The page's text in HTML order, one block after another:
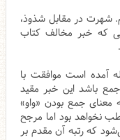
شهرت در مقابل شذوذ،
که خبر مخالف کتاب
آمده است موافقت با
باشد این خبر مقید
معنای جمع بودن «واو»
نخواهد بود اما مرجح
که رتبه آن مقدم بر